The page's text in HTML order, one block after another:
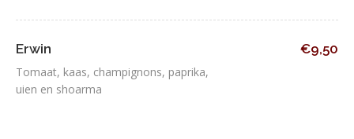
Erwin
Tomaat, kaas, champignons, paprika,
uien en shoarma
€9,50